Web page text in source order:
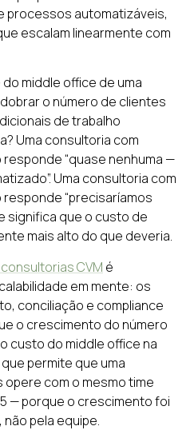
processos automatizáveis,
escalam linearmente com
middle office de uma
o número de clientes
de trabalho
Uma consultoria com
“quase nenhuma —
Uma consultoria com
“precisaríamos
significa que o custo de
mais alto do que deveria.
CVM é
em mente: os
conciliação e compliance
o crescimento do número
custo do middle office na
permite que uma
com o mesmo time
— porque o crescimento foi
pela equipe.